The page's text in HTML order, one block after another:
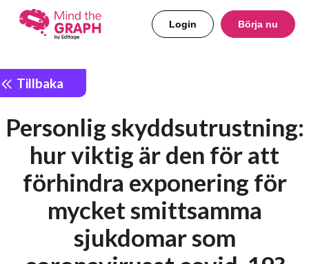
Login Börja nu
Tillbaka
Personlig skyddsutrustning:
hur viktig är den för att
förhindra exponering för
mycket smittsamma
sjukdomar som